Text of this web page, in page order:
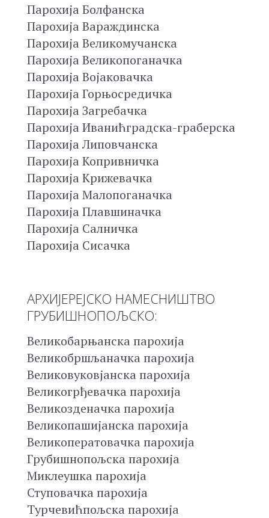
Парохија Болфанска
Парохија Вараждинска
Парохија Великомучанска
Парохија Великопоганачка
Парохија Војаковачка
Парохија Горњосредичка
Парохија Загребачка
Парохија Иванићградска-граберска
Парохија Липовчанска
Парохија Копривничка
Парохија Крижевачка
Парохија Малопоганачка
Парохија Плавшиначка
Парохија Салничка
Парохија Сисачка
АРХИЈЕРЕЈСКО НАМЕСНИШТВО
ГРУБИШНОПОЉСКО:
Великобарњанска парохија
Великобршљаначка парохија
Великовуковјанска парохија
Великогрђевачка парохија
Великозденачка парохија
Великопашијанска парохија
Великоператовачка парохија
Грубишнопољска парохија
Миклеушка парохија
Ступовачка парохија
Турчевићпољска парохија